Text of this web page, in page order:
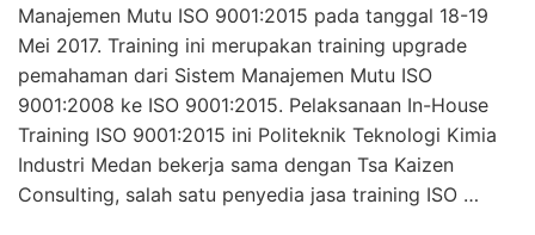
Manajemen Mutu ISO 9001:2015 pada tanggal 18-19
Mei 2017. Training ini merupakan training upgrade
pemahaman dari Sistem Manajemen Mutu ISO
9001:2008 ke ISO 9001:2015. Pelaksanaan In-House
Training ISO 9001:2015 ini Politeknik Teknologi Kimia
Industri Medan bekerja sama dengan Tsa Kaizen
Consulting, salah satu penyedia jasa training ISO …